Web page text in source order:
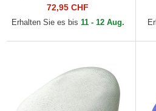
72,95 CHF
Erhalten Sie es bis 11 - 12 Aug.